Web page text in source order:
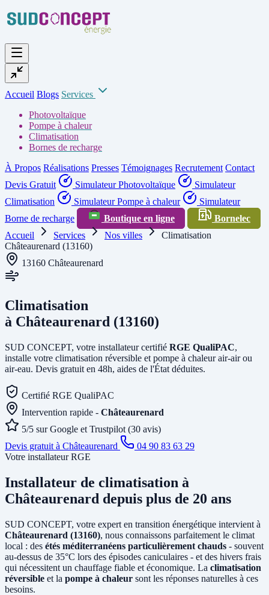
Accueil Blogs Services
Photovoltaïque
Pompe à chaleur
Climatisation
Bornes de recharge
À Propos Réalisations Presses Témoignages Recrutement Contact
Devis Gratuit
Simulateur Photovoltaïque
Simulateur
Climatisation
Simulateur Pompe à chaleur
Simulateur
Borne de recharge
Boutique en ligne
Bornelec
Accueil
Services Nos villes
Climatisation
Châteaurenard (13160)
13160 Châteaurenard
Climatisation
à Châteaurenard (13160)
SUD CONCEPT, votre installateur certifié RGE QualiPAC,
installe votre climatisation réversible et pompe à chaleur air-air ou
air-eau. Devis gratuit en 48h, aides de l'État déduites.
Certifié RGE QualiPAC
Intervention rapide - Châteaurenard
5/5 sur Google et Trustpilot (30 avis)
Devis gratuit à Châteaurenard
04 90 83 63 29
Votre installateur RGE
Installateur de climatisation à
Châteaurenard depuis plus de 20 ans
SUD CONCEPT, votre expert en transition énergétique intervient à
Châteaurenard (13160), nous connaissons parfaitement le climat
local : des étés méditerranéens particulièrement chauds - souvent
au-dessus de 35°C lors des épisodes caniculaires - et des hivers frais
qui nécessitent un chauffage fiable et économique. La climatisation
réversible et la pompe à chaleur sont les réponses naturelles à ces
besoins.